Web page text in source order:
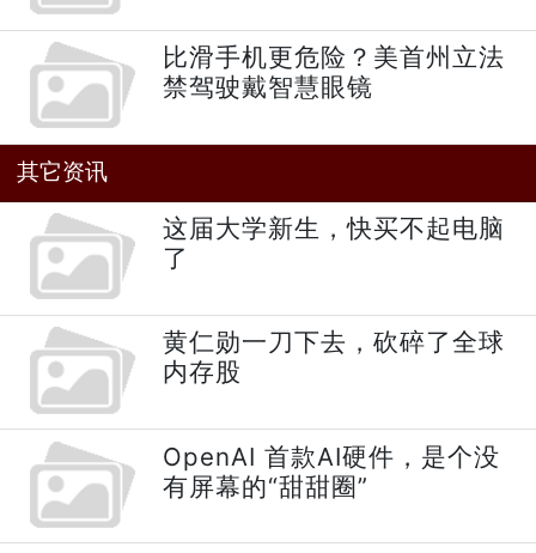
比滑手机更危险？美首州立法
禁驾驶戴智慧眼镜
其它资讯
这届大学新生，快买不起电脑
了
黄仁勋一刀下去，砍碎了全球
内存股
OpenAI 首款AI硬件，是个没
有屏幕的“甜甜圈”